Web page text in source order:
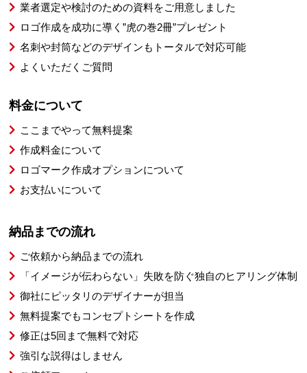
業者選定や検討のための資料をご用意しました
ロゴ作成を成功に導く”虎の巻2冊”プレゼント
名刺や封筒などのデザインもトータルで対応可能
よくいただくご質問
料金について
ここまでやって無料提案
作成料金について
ロゴマーク作成オプションについて
お支払いについて
納品までの流れ
ご依頼から納品までの流れ
「イメージが伝わらない」失敗を防ぐ独自のヒアリング体制
御社にピッタリのデザイナーが担当
無料提案でもコンセプトシートを作成
修正は5回まで無料で対応
強引な説得はしません